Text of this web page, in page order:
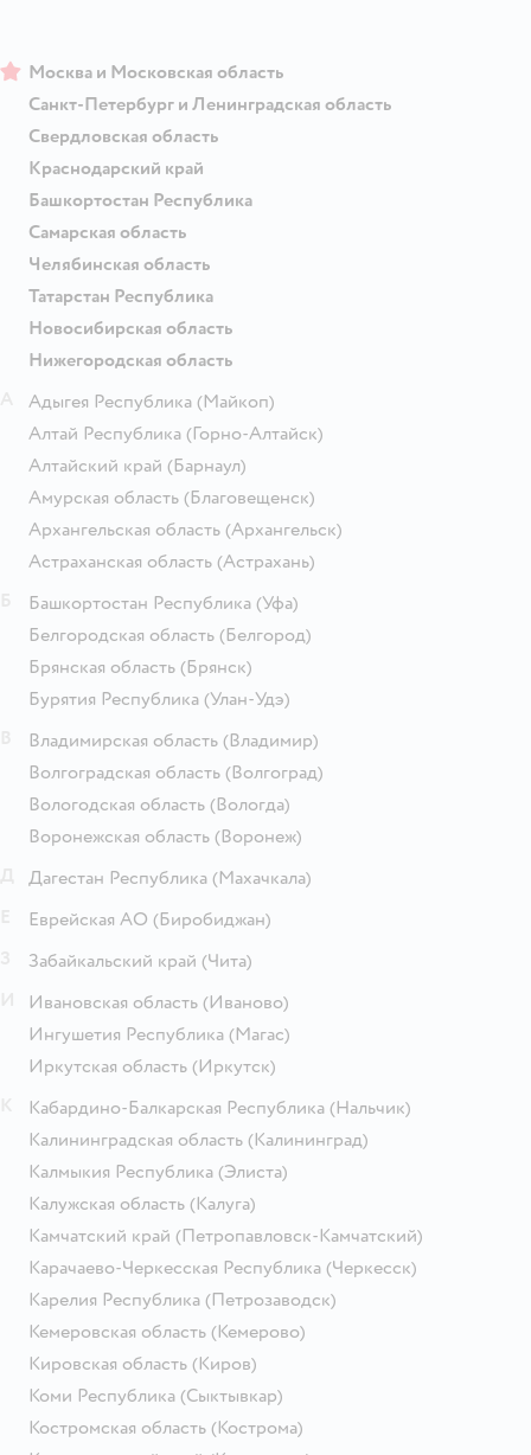
Москва и Московская область
Санкт-Петербург и Ленинградская область
Свердловская область
Краснодарский край
Башкортостан Республика
Самарская область
Челябинская область
Татарстан Республика
Новосибирская область
Нижегородская область
Адыгея Республика (Майкоп)
Алтай Республика (Горно-Алтайск)
Алтайский край (Барнаул)
Амурская область (Благовещенск)
Архангельская область (Архангельск)
Астраханская область (Астрахань)
Башкортостан Республика (Уфа)
Белгородская область (Белгород)
Брянская область (Брянск)
Бурятия Республика (Улан-Удэ)
Владимирская область (Владимир)
Волгоградская область (Волгоград)
Вологодская область (Вологда)
Воронежская область (Воронеж)
Дагестан Республика (Махачкала)
Еврейская АО (Биробиджан)
Забайкальский край (Чита)
Ивановская область (Иваново)
Ингушетия Республика (Магас)
Иркутская область (Иркутск)
Кабардино-Балкарская Республика (Нальчик)
Калининградская область (Калининград)
Калмыкия Республика (Элиста)
Калужская область (Калуга)
Камчатский край (Петропавловск-Камчатский)
Карачаево-Черкесская Республика (Черкесск)
Карелия Республика (Петрозаводск)
Кемеровская область (Кемерово)
Кировская область (Киров)
Коми Республика (Сыктывкар)
Костромская область (Кострома)